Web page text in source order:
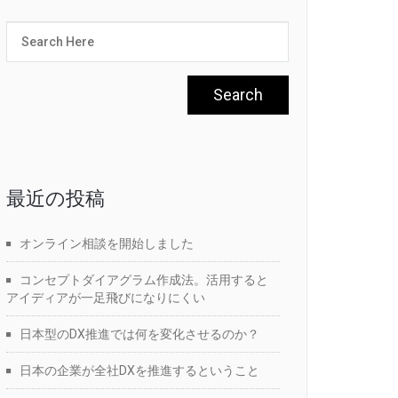
最近の投稿
オンライン相談を開始しました
コンセプトダイアグラム作成法。活用すると
アイディアが一足飛びになりにくい
日本型のDX推進では何を変化させるのか？
日本の企業が全社DXを推進するということ